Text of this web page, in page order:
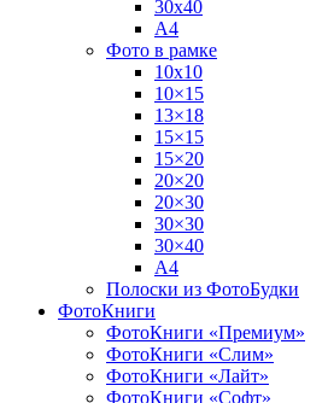
30х40
А4
Фото в рамке
10х10
10×15
13×18
15×15
15×20
20×20
20×30
30×30
30×40
A4
Полоски из ФотоБудки
ФотоКниги
ФотоКниги «Премиум»
ФотоКниги «Слим»
ФотоКниги «Лайт»
ФотоКниги «Софт»